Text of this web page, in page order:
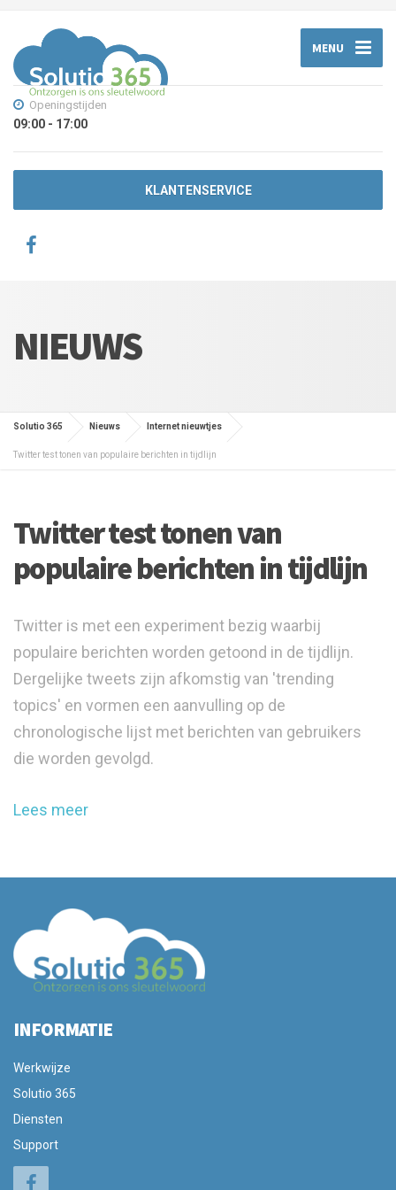
MENU
Openingstijden
09:00 - 17:00
KLANTENSERVICE
NIEUWS
Solutio 365 Nieuws Internet nieuwtjes
Twitter test tonen van populaire berichten in tijdlijn
Twitter test tonen van
populaire berichten in tijdlijn
Twitter is met een experiment bezig waarbij
populaire berichten worden getoond in de tijdlijn.
Dergelijke tweets zijn afkomstig van 'trending
topics' en vormen een aanvulling op de
chronologische lijst met berichten van gebruikers
die worden gevolgd.
Lees meer
INFORMATIE
Werkwijze
Solutio 365
Diensten
Support